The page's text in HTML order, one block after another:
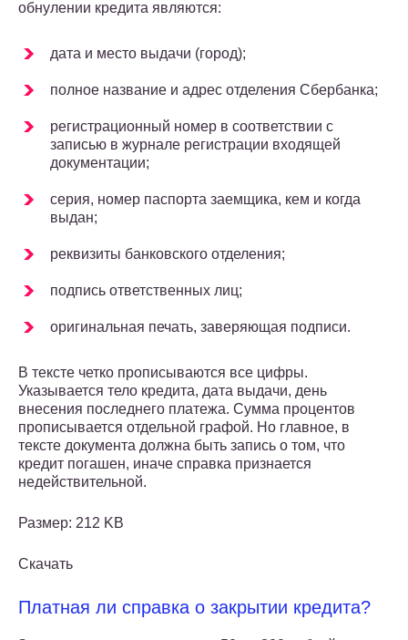
обнулении кредита являются:
дата и место выдачи (город);
полное название и адрес отделения Сбербанка;
регистрационный номер в соответствии с
записью в журнале регистрации входящей
документации;
серия, номер паспорта заемщика, кем и когда
выдан;
реквизиты банковского отделения;
подпись ответственных лиц;
оригинальная печать, заверяющая подписи.
В тексте четко прописываются все цифры.
Указывается тело кредита, дата выдачи, день
внесения последнего платежа. Сумма процентов
прописывается отдельной графой. Но главное, в
тексте документа должна быть запись о том, что
кредит погашен, иначе справка признается
недействительной.
Размер: 212 KB
Скачать
Платная ли справка о закрытии кредита?